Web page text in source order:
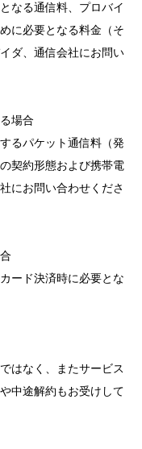
なる通信料、プロバイ
に必要となる料金（そ
ダ、通信会社にお問い
場合
るパケット通信料（発
契約形態および携帯電
にお問い合わせくださ
ード決済時に必要とな
はなく、またサービス
中途解約もお受けして